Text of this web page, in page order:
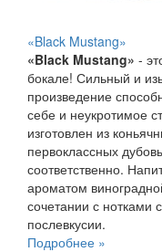
«Black Mustang»
«Black Mustang» -
бокале! Сильный и
произведение
себе и неукротимое
изготовлен из
первоклассных
соответственно.
ароматом
сочетании с нотками
послевкусии.
Подробнее »